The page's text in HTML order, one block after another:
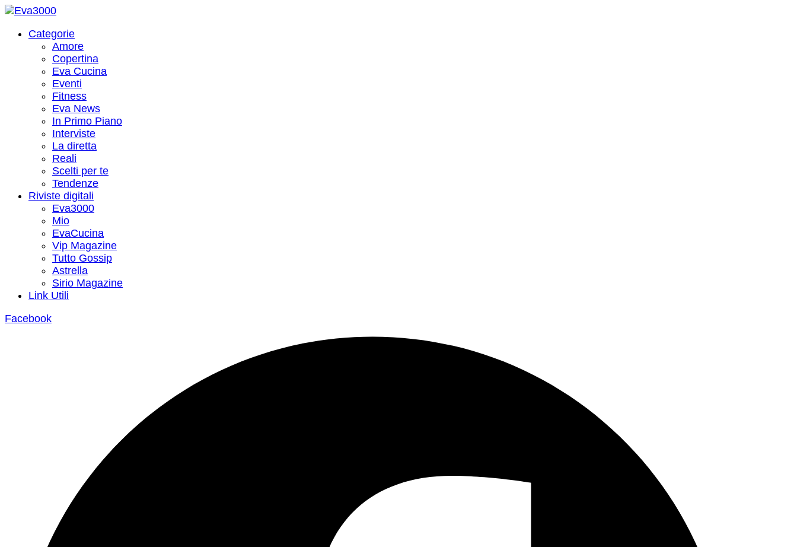
Categorie
Amore
Copertina
Eva Cucina
Eventi
Fitness
Eva News
In Primo Piano
Interviste
La diretta
Reali
Scelti per te
Tendenze
Riviste digitali
Eva3000
Mio
EvaCucina
Vip Magazine
Tutto Gossip
Astrella
Sirio Magazine
Link Utili
Facebook